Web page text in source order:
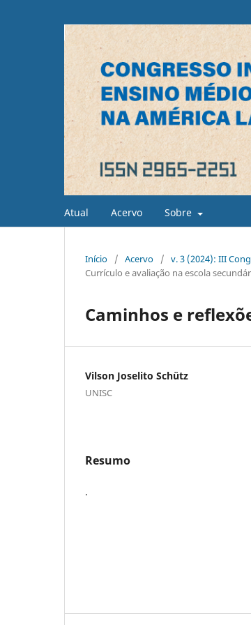
Atual Acervo Sobre
Início / Acervo / v. 3 (2024): III
Currículo e avaliação na escola
Caminhos e
Vilson Joselito Schütz
UNISC
Resumo
.